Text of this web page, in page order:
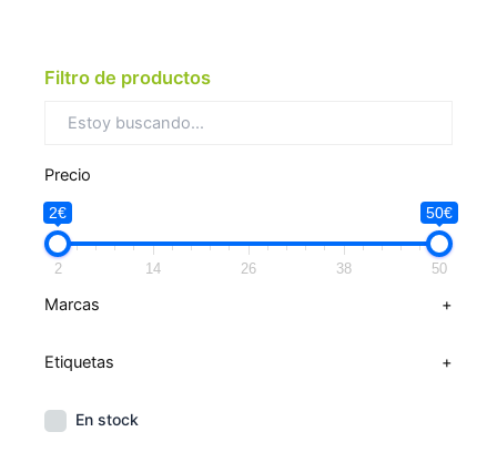
Filtro de productos
Precio
2€ 50€
2 14 26 38 50
Marcas +
Etiquetas +
En stock